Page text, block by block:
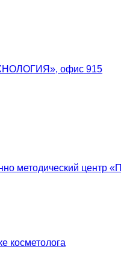
офис 915
методический
косметолога